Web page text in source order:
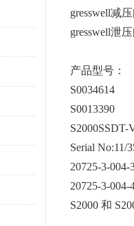
gresswell减
gresswell泄
产品型号：
S0034614
S0013390
S2000SSDT-
Serial No:11/
20725-3-004-
20725-3-004-
S2000 和